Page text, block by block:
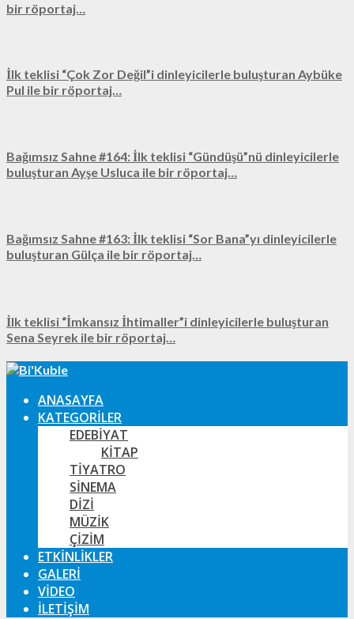
bir röportaj…
İlk teklisi “Çok Zor Değil”i dinleyicilerle buluşturan Aybüke
Pul ile bir röportaj…
Bağımsız Sahne #164: İlk teklisi “Gündüşü”nü dinleyicilerle
buluşturan Ayşe Usluca ile bir röportaj…
Bağımsız Sahne #163: İlk teklisi “Sor Bana”yı dinleyicilerle
buluşturan Gülça ile bir röportaj…
İlk teklisi “İmkansız İhtimaller”i dinleyicilerle buluşturan
Sena Seyrek ile bir röportaj…
ANASAYFA
KATEGORILER
EDEBIYAT
KITAP
TIYATRO
SINEMA
DIZI
MÜZIK
ÇIZIM
ETKINLIKLER
GALERI
VIDEO
İLETIŞIM